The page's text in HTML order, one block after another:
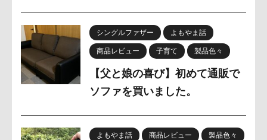
シングルファザー よもやま話
商品レビュー 子育て 製品色々
【父と娘の喜び】初めて通販で
ソファを買いました。
よもやま話 商品レビュー 製品色々